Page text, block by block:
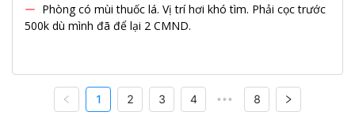
Phòng có mùi thuốc lá. Vị trí hơi khó tìm. Phải cọc trước
500k dù mình đã để lại 2 CMND.
1 2 3 4 ••• 8